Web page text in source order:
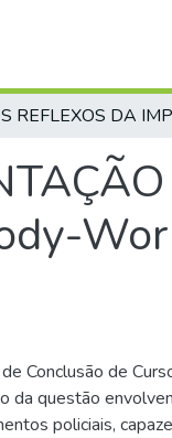
Conclusão de
da questão
policiais,